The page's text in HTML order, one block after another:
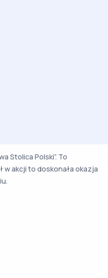
Stolica Polski”. To
akcji to doskonała okazja